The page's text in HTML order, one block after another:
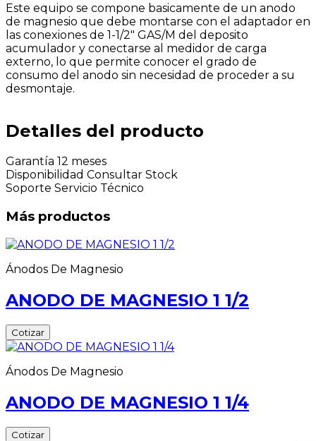
Este equipo se compone basicamente de un anodo
de magnesio que debe montarse con el adaptador en
las conexiones de 1-1/2" GAS/M del deposito
acumulador y conectarse al medidor de carga
externo, lo que permite conocer el grado de
consumo del anodo sin necesidad de proceder a su
desmontaje.
Detalles del producto
Garantía 12 meses
Disponibilidad Consultar Stock
Soporte Servicio Técnico
Más productos
Ánodos De Magnesio
ANODO DE MAGNESIO 1 1/2
Cotizar
Ánodos De Magnesio
ANODO DE MAGNESIO 1 1/4
Cotizar